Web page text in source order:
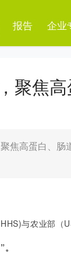
报告 企业
聚焦
焦高蛋白、
与农业部（
”。